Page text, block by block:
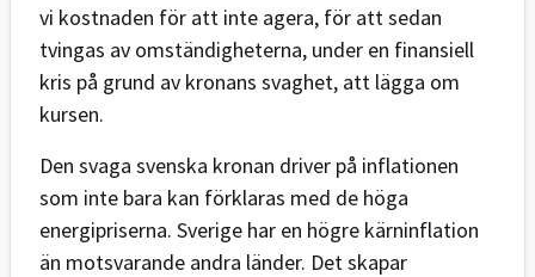
vi kostnaden för att inte agera, för att sedan
tvingas av omständigheterna, under en finansiell
kris på grund av kronans svaghet, att lägga om
kursen.
Den svaga svenska kronan driver på inflationen
som inte bara kan förklaras med de höga
energipriserna. Sverige har en högre kärninflation
än motsvarande andra länder. Det skapar